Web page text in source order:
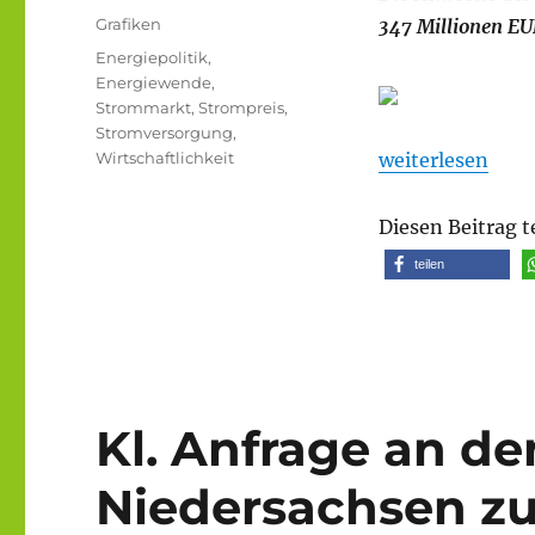
347 Millionen
„Analyse zu
weiterlesen
Diesen Beitrag
teilen
Kategorien
Grafiken
Schlagwörter
Energiepolitik,
Energiewende,
Strommarkt,Strompreis,
Stromversorgung,
Wirtschaftlichkeit
Kl. Anfrage an
Niedersachsen